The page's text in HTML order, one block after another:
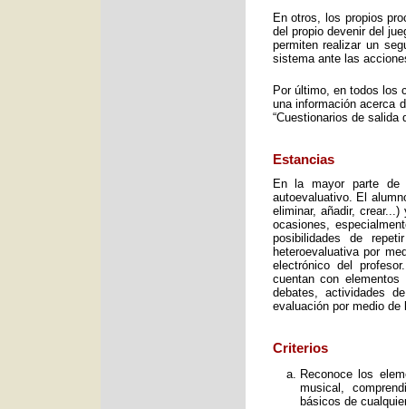
En otros, los propios
del propio devenir del
permiten realizar un
sistema ante las
Por último, en todos los
una información acerca
“Cuestionarios de salida
Estancias
En la mayor parte de
autoevaluativo. El
eliminar, añadir,
ocasiones,
posibilidades de
heteroevaluativa por
electrónico del
cuentan con
debates, actividades
evaluación por medio
Criterios
Reconoce los
musical,
básicos de